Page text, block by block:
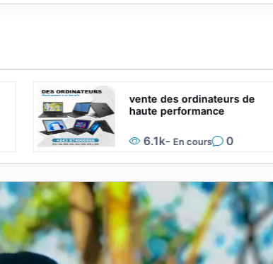
vente des ordinateurs de
haute performance
6.1k- En cours 0